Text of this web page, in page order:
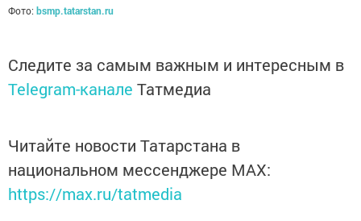
Фото: bsmp.tatarstan.ru
Следите за самым важным и интересным в
Telegram-канале Татмедиа
Читайте новости Татарстана в
национальном мессенджере MАХ:
https://max.ru/tatmedia